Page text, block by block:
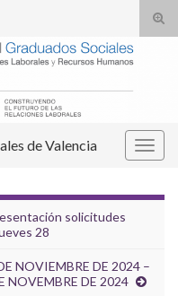
el
de Valencia
solicitudes
28
NOVIEMBRE DE 2024 –
NOVEMBRE DE 2024